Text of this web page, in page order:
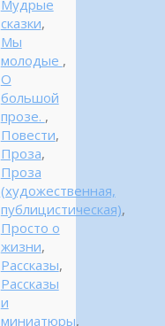
Мудрые
сказки,
Мы
молодые ,
О
большой
прозе. ,
Повести,
Проза,
Проза
(художественная,
публицистическая),
Просто о
жизни,
Рассказы,
Рассказы
и
миниатюры,